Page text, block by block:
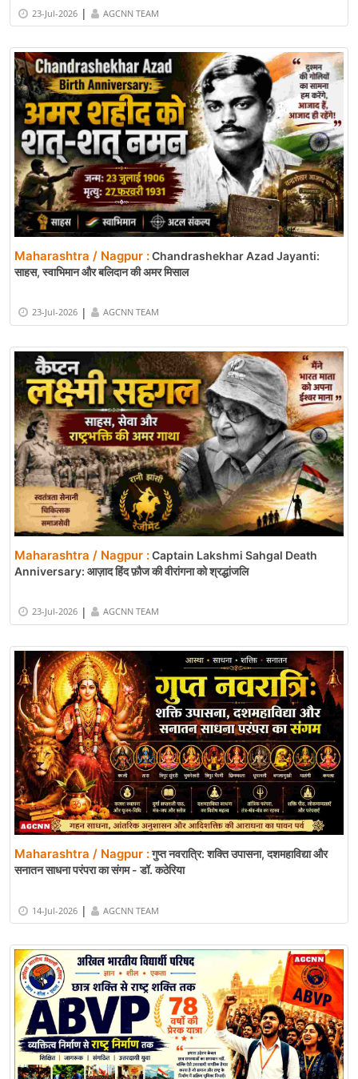
23-Jul-2026 | AGCNN TEAM
Maharashtra / Nagpur :Chandrashekhar Azad Jayanti:
साहस, स्वाभिमान और बलिदान की अमर मिसाल
23-Jul-2026 | AGCNN TEAM
Maharashtra / Nagpur :Captain Lakshmi Sahgal Death
Anniversary: आज़ाद हिंद फ़ौज की वीरांगना को श्रद्धांजलि
23-Jul-2026 | AGCNN TEAM
Maharashtra / Nagpur :गुप्त नवरात्रि: शक्ति उपासना, दशमहाविद्या और
सनातन साधना परंपरा का संगम - डॉ. कठेरिया
14-Jul-2026 | AGCNN TEAM